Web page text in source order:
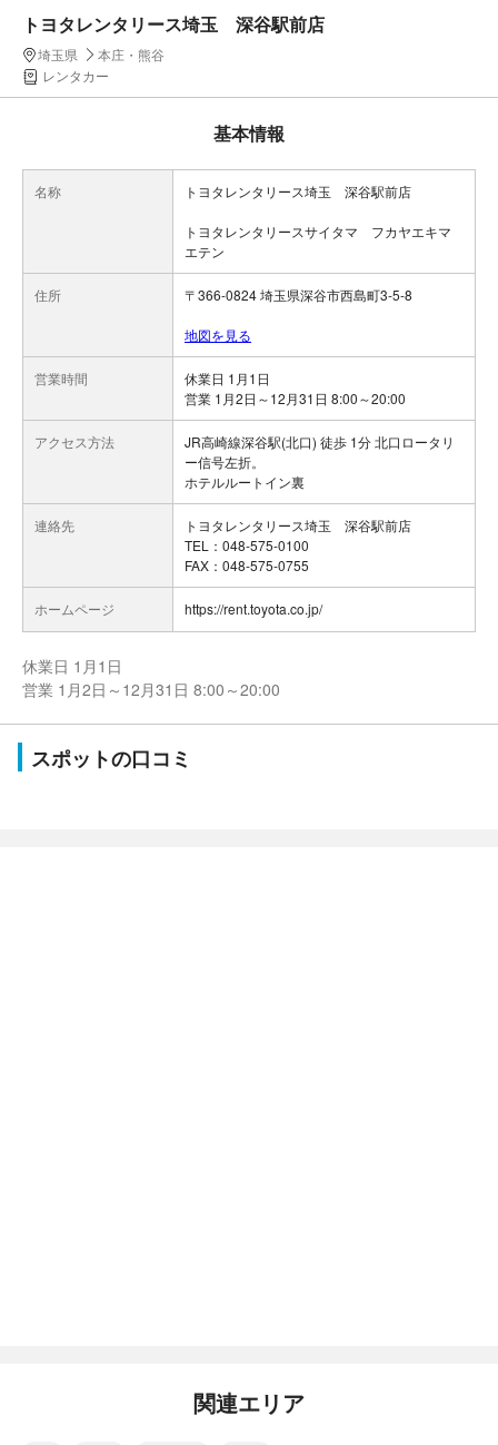
トヨタレンタリース埼玉 深谷駅前店
埼玉県
本庄・熊谷
レンタカー
基本情報
名称 トヨタレンタリース埼玉 深谷駅前店
トヨタレンタリースサイタマ フカヤエキマ
エテン
住所 〒366-0824 埼玉県深谷市西島町3-5-8
地図を見る
営業時間
休業日 1月1日
営業 1月2日～12月31日 8:00～20:00
アクセス方法
JR高崎線深谷駅(北口) 徒歩 1分 北口ロータリ
ー信号左折。
ホテルルートイン裏
連絡先
トヨタレンタリース埼玉 深谷駅前店
TEL：048-575-0100
FAX：048-575-0755
ホームページ https://rent.toyota.co.jp/
休業日 1月1日
営業 1月2日～12月31日 8:00～20:00
スポットの口コミ
関連エリア